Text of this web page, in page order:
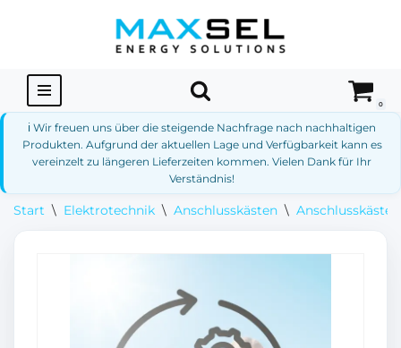
springen
0
ℹ️ Wir freuen uns über die steigende Nachfrage nach nachhaltigen
Produkten. Aufgrund der aktuellen Lage und Verfügbarkeit kann es
vereinzelt zu längeren Lieferzeiten kommen. Vielen Dank für Ihr
Verständnis!
Start \ Elektrotechnik \ Anschlusskästen \